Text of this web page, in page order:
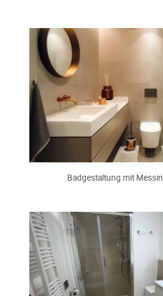
Badgestaltung mit